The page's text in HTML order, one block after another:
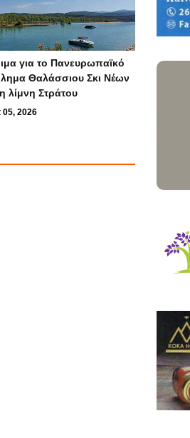
για το Πανευρωπαϊκό
Θαλάσσιου Σκι Νέων
λίμνη Στράτου
2026